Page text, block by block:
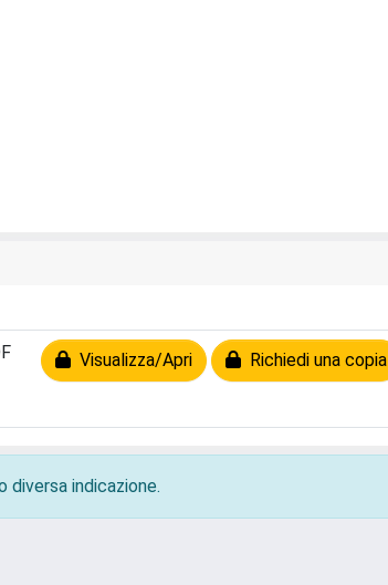
Visualizza/Apri Richiedi una copia
indicazione.